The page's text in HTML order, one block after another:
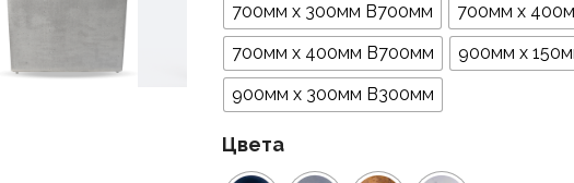
700мм х 300мм В700мм
700мм х
700мм х 400мм В700мм
900мм х
900мм х 300мм В300мм
Цвета